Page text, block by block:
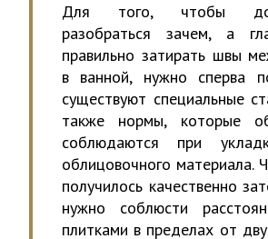
Для того, чтобы
разобраться зачем, а
правильно затирать швы
в ванной, нужно сперва
существуют специальные
также нормы, которые
соблюдаются при
облицовочного материала.
получилось качественно
нужно соблюсти
плитками в пределах от